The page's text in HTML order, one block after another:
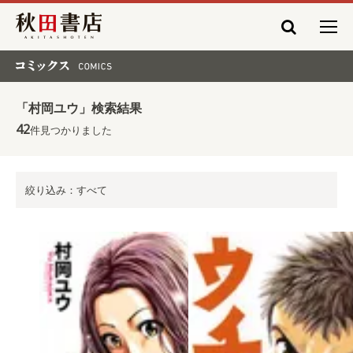
秋田書店
「村岡ユウ」検索結果
42件見つかりました
絞り込み：すべて